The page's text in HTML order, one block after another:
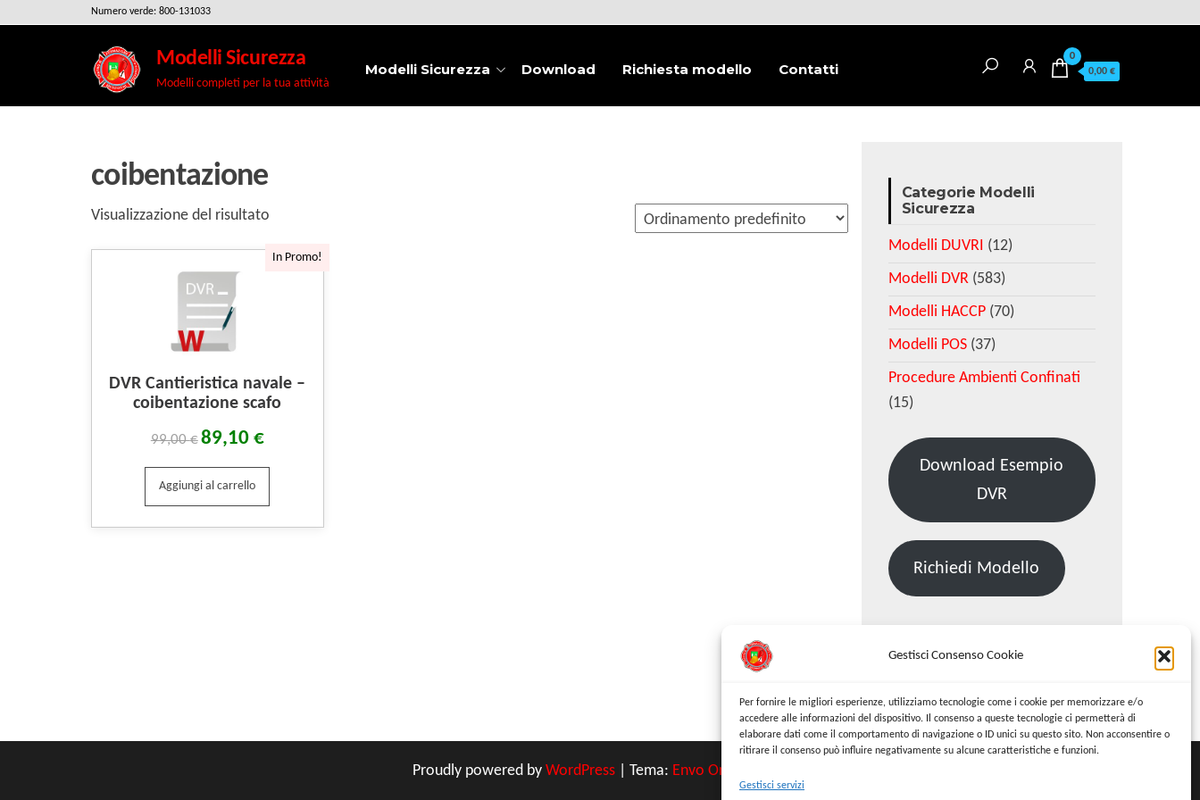
Gestisci Consenso Cookie
Per fornire le migliori esperienze, utilizziamo tecnologie come i cookie per memorizzare e/o
accedere alle informazioni del dispositivo. Il consenso a queste tecnologie ci permetterà di
elaborare dati come il comportamento di navigazione o ID unici su questo sito. Non acconsentire o
ritirare il consenso può influire negativamente su alcune caratteristiche e funzioni.
Gestisci servizi
contenuto
Numero verde: 800-131033
Modelli Sicurezza
Modelli completi per la tua attività
0
0,00 €
Modelli Sicurezza Download Richiesta modello Contatti
coibentazione
Visualizzazione del risultato
In Promo!
DVR Cantieristica navale –
coibentazione scafo
99,00€89,10 €
Aggiungi al carrello
Categorie Modelli
Sicurezza
Modelli DUVRI (12)
Modelli DVR (583)
Modelli HACCP (70)
Modelli POS (37)
Procedure Ambienti Confinati
(15)
Download Esempio
DVR
Richiedi Modello
Proudly powered by WordPress Tema: Envo Online Store